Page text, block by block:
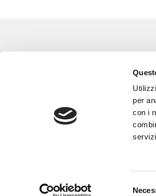
per
con i
Corsi e Progetti
Cookie policy